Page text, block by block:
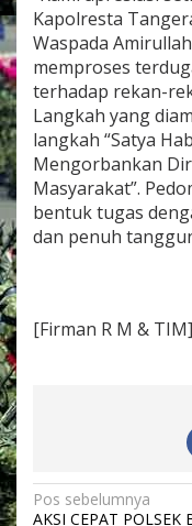
Kapolresta
Waspada
memproses
terhadap rekan-
Langkah yang
langkah “Satya
Mengorbankan
Masyarakat”.
bentuk tugas
dan penuh
[Firman R M & TIM]
N
Pos sebelumnya
AKSI CEPAT POLSEK